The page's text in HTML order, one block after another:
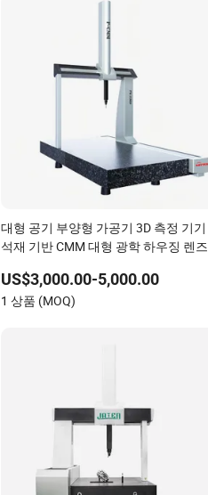
대형 공기 부양형 가공기 3D 측정 기기
석재 기반 CMM 대형 광학 하우징 렌즈
US$3,000.00-5,000.00
1 상품 (MOQ)